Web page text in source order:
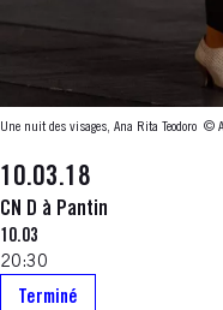
Une nuit des visages, Ana Rita Teodoro ©
10.03.18
CN D à Pantin
10.03
20:30
Terminé